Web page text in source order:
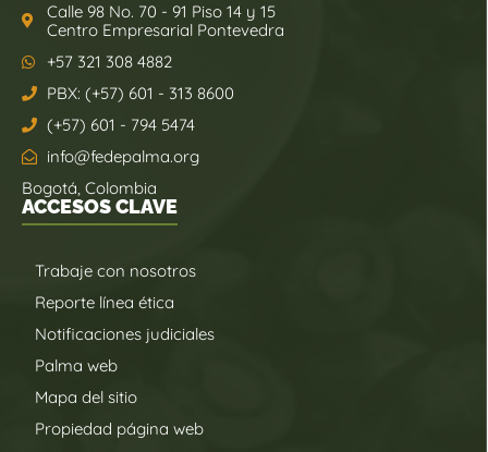
Calle 98 No. 70 - 91 Piso 14 y 15
Centro Empresarial Pontevedra
+57 321 308 4882
PBX: (+57) 601 - 313 8600
(+57) 601 - 794 5474
info@fedepalma.org
Bogotá, Colombia
ACCESOS CLAVE
Trabaje con nosotros
Reporte línea ética
Notificaciones judiciales
Palma web
Mapa del sitio
Propiedad página web